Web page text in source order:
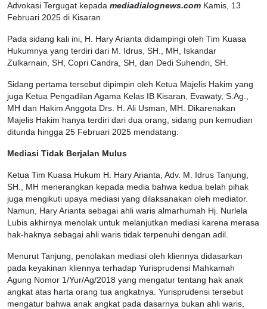
Advokasi Tergugat kepada mediadialognews.com Kamis, 13
Februari 2025 di Kisaran.
Pada sidang kali ini, H. Hary Arianta didampingi oleh Tim Kuasa
Hukumnya yang terdiri dari M. Idrus, SH., MH, Iskandar
Zulkarnain, SH, Copri Candra, SH, dan Dedi Suhendri, SH.
Sidang pertama tersebut dipimpin oleh Ketua Majelis Hakim yang
juga Ketua Pengadilan Agama Kelas IB Kisaran, Evawaty, S.Ag.,
MH dan Hakim Anggota Drs. H. Ali Usman, MH. Dikarenakan
Majelis Hakim hanya terdiri dari dua orang, sidang pun kemudian
ditunda hingga 25 Februari 2025 mendatang.
Mediasi Tidak Berjalan Mulus
Ketua Tim Kuasa Hukum H. Hary Arianta, Adv. M. Idrus Tanjung,
SH., MH menerangkan kepada media bahwa kedua belah pihak
juga mengikuti upaya mediasi yang dilaksanakan oleh mediator.
Namun, Hary Arianta sebagai ahli waris almarhumah Hj. Nurlela
Lubis akhirnya menolak untuk melanjutkan mediasi karena merasa
hak-haknya sebagai ahli waris tidak terpenuhi dengan adil.
Menurut Tanjung, penolakan mediasi oleh kliennya didasarkan
pada keyakinan kliennya terhadap Yurisprudensi Mahkamah
Agung Nomor 1/Yur/Ag/2018 yang mengatur tentang hak anak
angkat atas harta orang tua angkatnya. Yurisprudensi tersebut
mengatur bahwa anak angkat pada dasarnya bukan ahli waris,